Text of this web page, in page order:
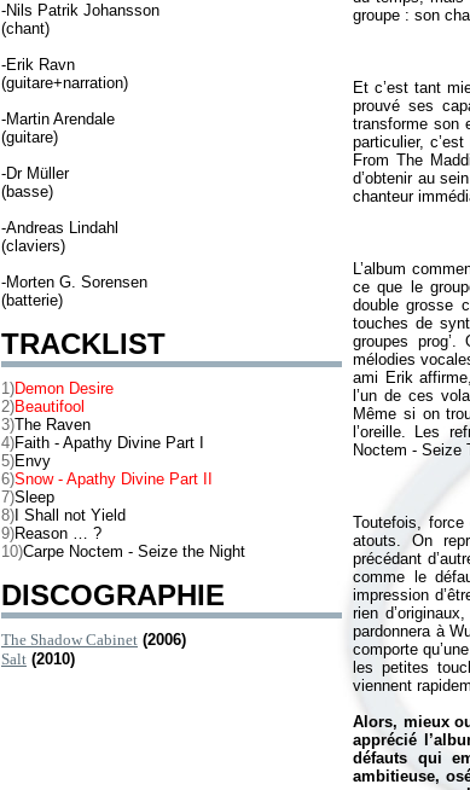
-Nils Patrik Johansson
(chant)
-Erik Ravn
(guitare+narration)
-Martin Arendale
(guitare)
-Dr Müller
(basse)
-Andreas Lindahl
(claviers)
-Morten G. Sorensen
(batterie)
TRACKLIST
1)Demon Desire
2)Beautifool
3)The Raven
4)Faith - Apathy Divine Part I
5)Envy
6)Snow - Apathy Divine Part II
7)Sleep
8) I Shall not Yield
9)Reason … ?
10)Carpe Noctem - Seize the Night
DISCOGRAPHIE
The Shadow Cabinet (2006)
Salt (2010)
Et c’est tant
prouvé ses
transforme son
particulier,
From The
d’obtenir au
L’album
ce que le
double grosse
touches de
groupes
mélodies
ami Erik
l’un de ces
Même si on
l’oreille. Les
Toutefois, force
atouts. On
précédant
comme le
impression
rien
pardonnera à
comporte
les petites
viennent
Alors, mieux
apprécié
défauts qui
ambitieuse,